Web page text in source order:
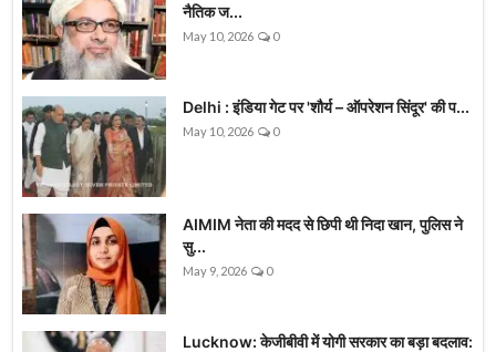
नैतिक ज...
May 10, 2026 0
Delhi : इंडिया गेट पर 'शौर्य – ऑपरेशन सिंदूर' की प...
May 10, 2026 0
AIMIM नेता की मदद से छिपी थी निदा खान, पुलिस ने
सु...
May 9, 2026 0
Lucknow: केजीबीवी में योगी सरकार का बड़ा बदलाव: